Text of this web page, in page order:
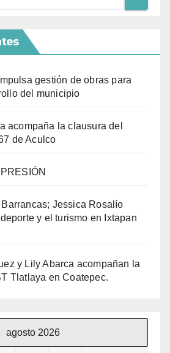
gestión de obras para
del municipio
acompaña la clausura del
de Aculco
Jessica Rosalío
y el turismo en Ixtapan
y Lily Abarca acompañan la
Tlatlaya en Coatepec.
agosto 2026